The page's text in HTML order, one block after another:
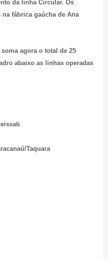
da linha Circular. Os
fábrica gaúcha de Ana
agora o total de 25
abaixo as linhas operadas
Taquara